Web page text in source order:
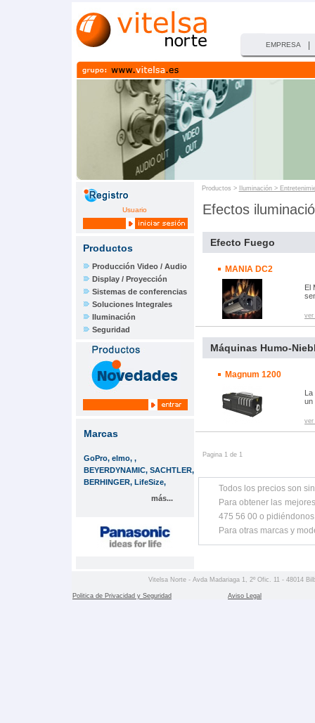
EMPRESA
Usuario
Productos
Producción Video / Audio
Display / Proyección
Sistemas de conferencias
Soluciones Integrales
Iluminación
Seguridad
Marcas
GoPro, elmo, ,
BEYERDYNAMIC, SACHTLER,
BERHINGER, LifeSize,
más...
Productos > Iluminación >
Efectos
Efecto Fuego
MANIA DC2
El
ver
Máquinas Humo-
Magnum 1200
La
un
ver
Pagina 1 de 1
Todos los precios son
Para obtener las
475 56 00 o
Para otras marcas y
Vitelsa Norte - Avda Madariaga 1, 2º Ofic. 11 - 48014
Politica de Privacidad y Seguridad Aviso Legal